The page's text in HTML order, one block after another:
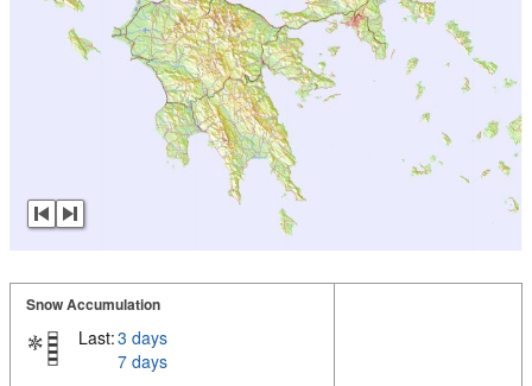
Snow Accumulation
Last:3 days
7 days